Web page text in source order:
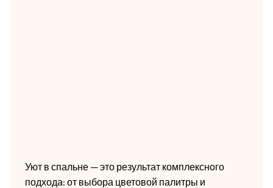
Уют в спальне — это результат комплексного
подхода: от выбора цветовой палитры и